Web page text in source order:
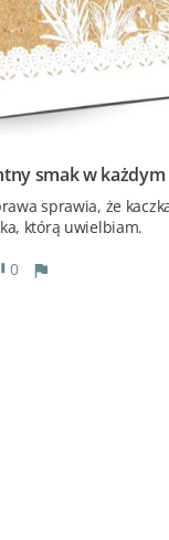
smak w każdym
sprawia, że
którą uwielbiam.
0